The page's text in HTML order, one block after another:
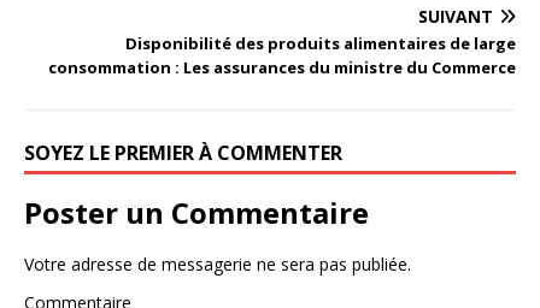
SUIVANT
Disponibilité des produits alimentaires de large
consommation : Les assurances du ministre du Commerce
SOYEZ LE PREMIER À COMMENTER
Poster un Commentaire
Votre adresse de messagerie ne sera pas publiée.
Commentaire